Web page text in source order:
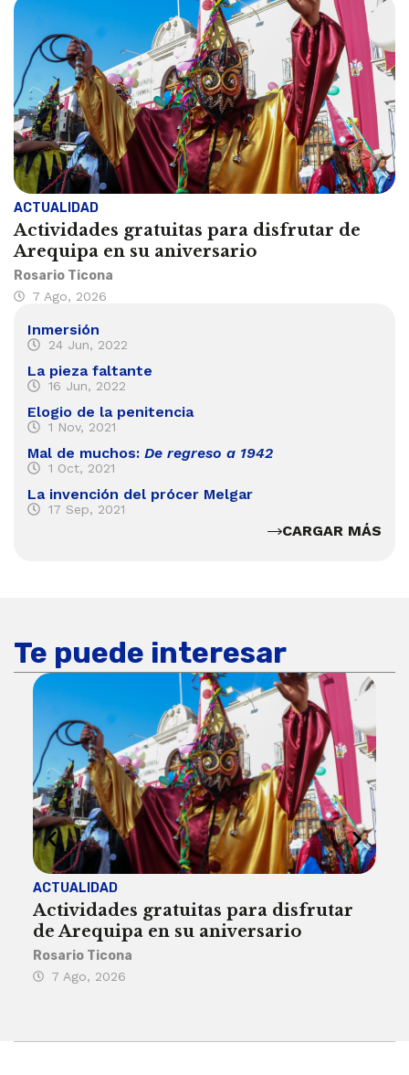
ACTUALIDAD
Actividades gratuitas para disfrutar de
Arequipa en su aniversario
Rosario Ticona
7 Ago, 2026
Inmersión
24 Jun, 2022
La pieza faltante
16 Jun, 2022
Elogio de la penitencia
1 Nov, 2021
Mal de muchos: De regreso a 1942
1 Oct, 2021
La invención del prócer Melgar
17 Sep, 2021
CARGAR MÁS
Te puede interesar
ACTUALIDAD
Actividades gratuitas para disfrutar
de Arequipa en su aniversario
Rosario Ticona
7 Ago, 2026